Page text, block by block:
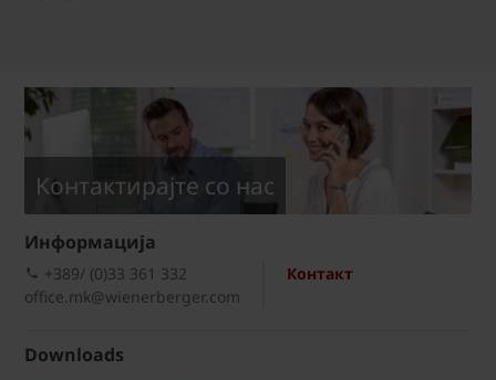
Kонтактирајте со нас
Информациja
Контакт
+389/ (0)33 361 332
office.mk@wienerberger.com
Downloads